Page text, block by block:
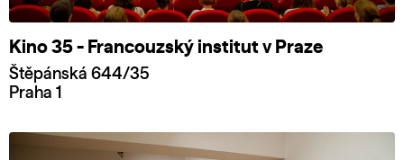
Kino 35 - Francouzský institut v Praze
Štěpánská 644/35
Praha 1